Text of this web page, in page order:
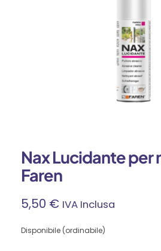
Nax Lucidante per
Faren
5,50 € IVA Inclusa
Disponibile (ordinabile)